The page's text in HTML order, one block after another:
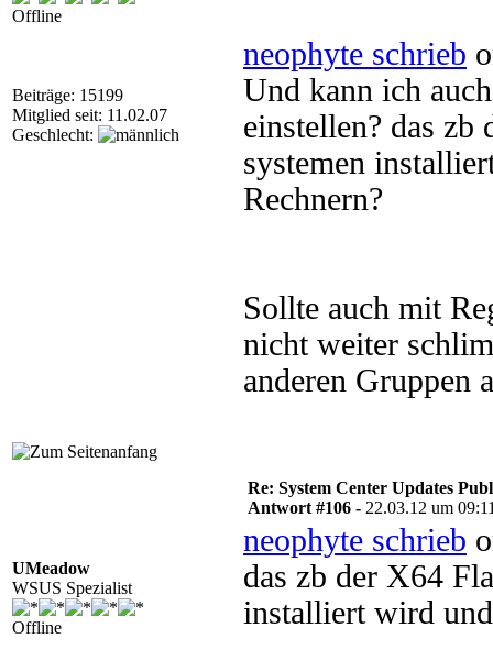
Offline
Beiträge: 15199
Mitglied seit: 11.02.07
Geschlecht:
neophyte schrieb
Und kann ich
einstellen? das
systemen
Rechnern?
Sollte auch mit
nicht weiter
anderen Gruppen
UMeadow
WSUS Spezialist
Offline
Re: System Center Updates
Antwort #106 - 22.03.12 um
neophyte schrieb
das zb der X64
installiert wird